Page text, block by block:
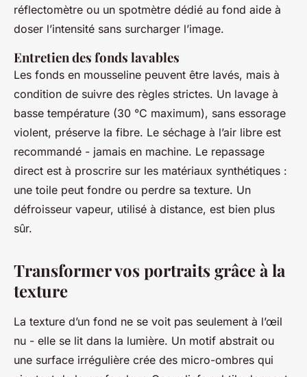
réflectomètre ou un spotmètre dédié au fond aide à
doser l’intensité sans surcharger l’image.
Entretien des fonds lavables
Les fonds en mousseline peuvent être lavés, mais à
condition de suivre des règles strictes. Un lavage à
basse température (30 °C maximum), sans essorage
violent, préserve la fibre. Le séchage à l’air libre est
recommandé - jamais en machine. Le repassage
direct est à proscrire sur les matériaux synthétiques :
une toile peut fondre ou perdre sa texture. Un
défroisseur vapeur, utilisé à distance, est bien plus
sûr.
Transformer vos portraits grâce à la
texture
La texture d’un fond ne se voit pas seulement à l’œil
nu - elle se lit dans la lumière. Un motif abstrait ou
une surface irrégulière crée des micro-ombres qui